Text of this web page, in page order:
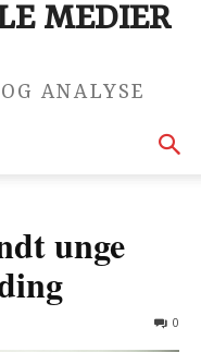
MEDIER
ANALYSE
unge
0